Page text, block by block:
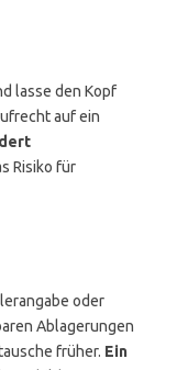
lasse den Kopf
auf ein
Risiko für
oder
Ablagerungen
früher. Ein